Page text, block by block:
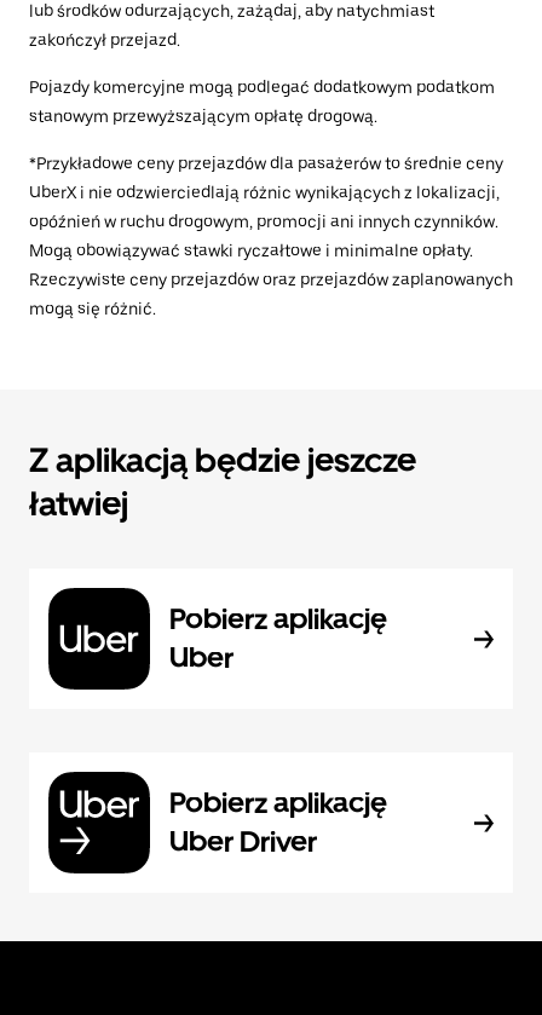
lub środków odurzających, zażądaj, aby natychmiast
zakończył przejazd.
Pojazdy komercyjne mogą podlegać dodatkowym podatkom
stanowym przewyższającym opłatę drogową.
*Przykładowe ceny przejazdów dla pasażerów to średnie ceny
UberX i nie odzwierciedlają różnic wynikających z lokalizacji,
opóźnień w ruchu drogowym, promocji ani innych czynników.
Mogą obowiązywać stawki ryczałtowe i minimalne opłaty.
Rzeczywiste ceny przejazdów oraz przejazdów zaplanowanych
mogą się różnić.
Z aplikacją będzie jeszcze
łatwiej
Pobierz aplikację
Uber
Pobierz aplikację
Uber Driver